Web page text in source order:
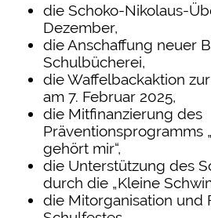
die Schoko-Nikolaus-
Dezember,
die Anschaﬀung neuer
Schulbücherei,
die Waﬀelbackaktion
am 7. Februar 2025,
die Mitﬁnanzierung des
Präventionsprogramms
gehört mir“,
die Unterstützung des
durch die „Kleine
die Mitorganisation und